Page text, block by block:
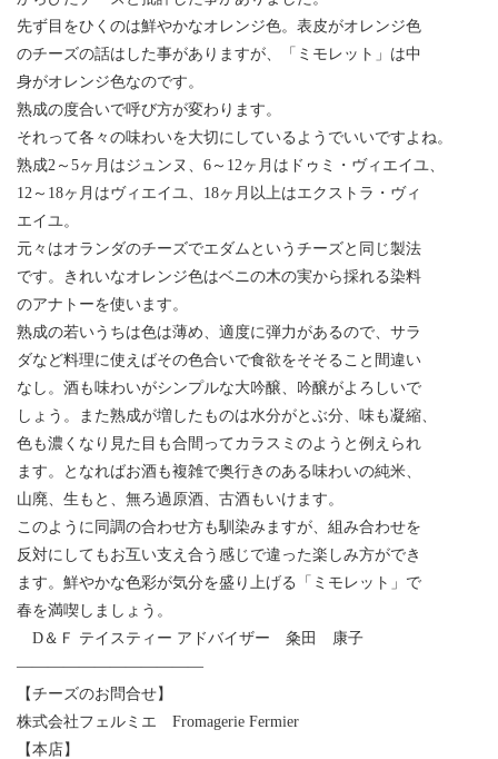
先ず目をひくのは鮮やかなオレンジ色。表皮がオレンジ色
のチーズの話はした事がありますが、「ミモレット」は中
身がオレンジ色なのです。
熟成の度合いで呼び方が変わります。
それって各々の味わいを大切にしているようでいいですよね。
熟成2～5ヶ月はジュンヌ、6～12ヶ月はドゥミ・ヴィエイユ、
12～18ヶ月はヴィエイユ、18ヶ月以上はエクストラ・ヴィ
エイユ。
元々はオランダのチーズでエダムというチーズと同じ製法
です。きれいなオレンジ色はベニの木の実から採れる染料
のアナトーを使います。
熟成の若いうちは色は薄め、適度に弾力があるので、サラ
ダなど料理に使えばその色合いで食欲をそそること間違い
なし。酒も味わいがシンプルな大吟醸、吟醸がよろしいで
しょう。また熟成が増したものは水分がとぶ分、味も凝縮、
色も濃くなり見た目も合間ってカラスミのようと例えられ
ます。となればお酒も複雑で奥行きのある味わいの純米、
山廃、生もと、無ろ過原酒、古酒もいけます。
このように同調の合わせ方も馴染みますが、組み合わせを
反対にしてもお互い支え合う感じで違った楽しみ方ができ
ます。鮮やかな色彩が気分を盛り上げる「ミモレット」で
春を満喫しましょう。
D＆Ｆ テイスティー アドバイザー 粂田 康子
————————————
【チーズのお問合せ】
株式会社フェルミエ Fromagerie Fermier
【本店】